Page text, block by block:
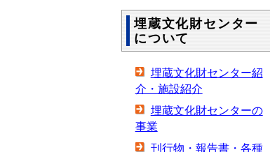
埋蔵文化財センター
について
埋蔵文化財センター紹
介・施設紹介
埋蔵文化財センターの
事業
刊行物・報告書・各種